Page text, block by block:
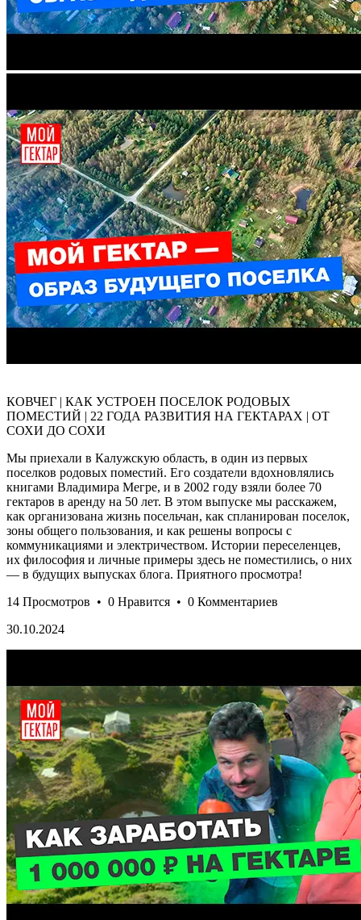
КОВЧЕГ | КАК УСТРОЕН ПОСЕЛОК РОДОВЫХ
ПОМЕСТИЙ | 22 ГОДА РАЗВИТИЯ НА ГЕКТАРАХ | ОТ
СОХИ ДО СОХИ
Мы приехали в Калужскую область, в один из первых
поселков родовых поместий. Его создатели вдохновлялись
книгами Владимира Мегре, и в 2002 году взяли более 70
гектаров в аренду на 50 лет. В этом выпуске мы расскажем,
как организована жизнь посельчан, как спланирован поселок,
зоны общего пользования, и как решены вопросы с
коммуникациями и электричеством. Истории переселенцев,
их философия и личные примеры здесь не поместились, о них
— в будущих выпусках блога. Приятного просмотра!
14 Просмотров • 0 Нравится • 0 Комментариев
30.10.2024